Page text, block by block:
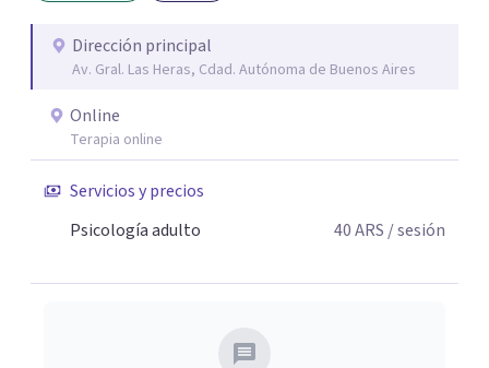
Dirección principal
Av. Gral. Las Heras, Cdad. Autónoma de Buenos Aires
Online
Terapia online
Servicios y precios
Psicología adulto
40ARS / sesión